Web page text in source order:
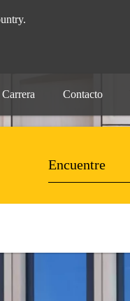
Carrera Contacto